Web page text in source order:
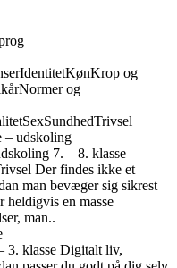
IdentitetKønKrop og
Normer og
SexSundhedTrivsel
– udskoling
7. – 8. klasse
Der findes ikke et
man bevæger sig sikrest
heldigvis en masse
man..
3. klasse Digitalt liv,